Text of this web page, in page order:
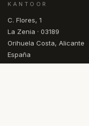
KANTOOR
C. Flores, 1
La Zenia · 03189
Orihuela Costa, Alicante
España